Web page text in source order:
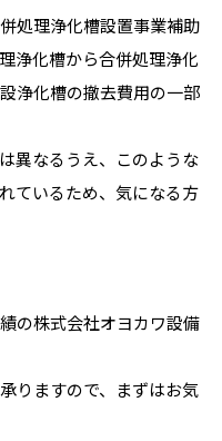
処理浄化槽設置事業補助
浄化槽から合併処理浄化
浄化槽の撤去費用の一部
異なるうえ、このような
ているため、気になる方
の株式会社オヨカワ設備
りますので、まずはお気